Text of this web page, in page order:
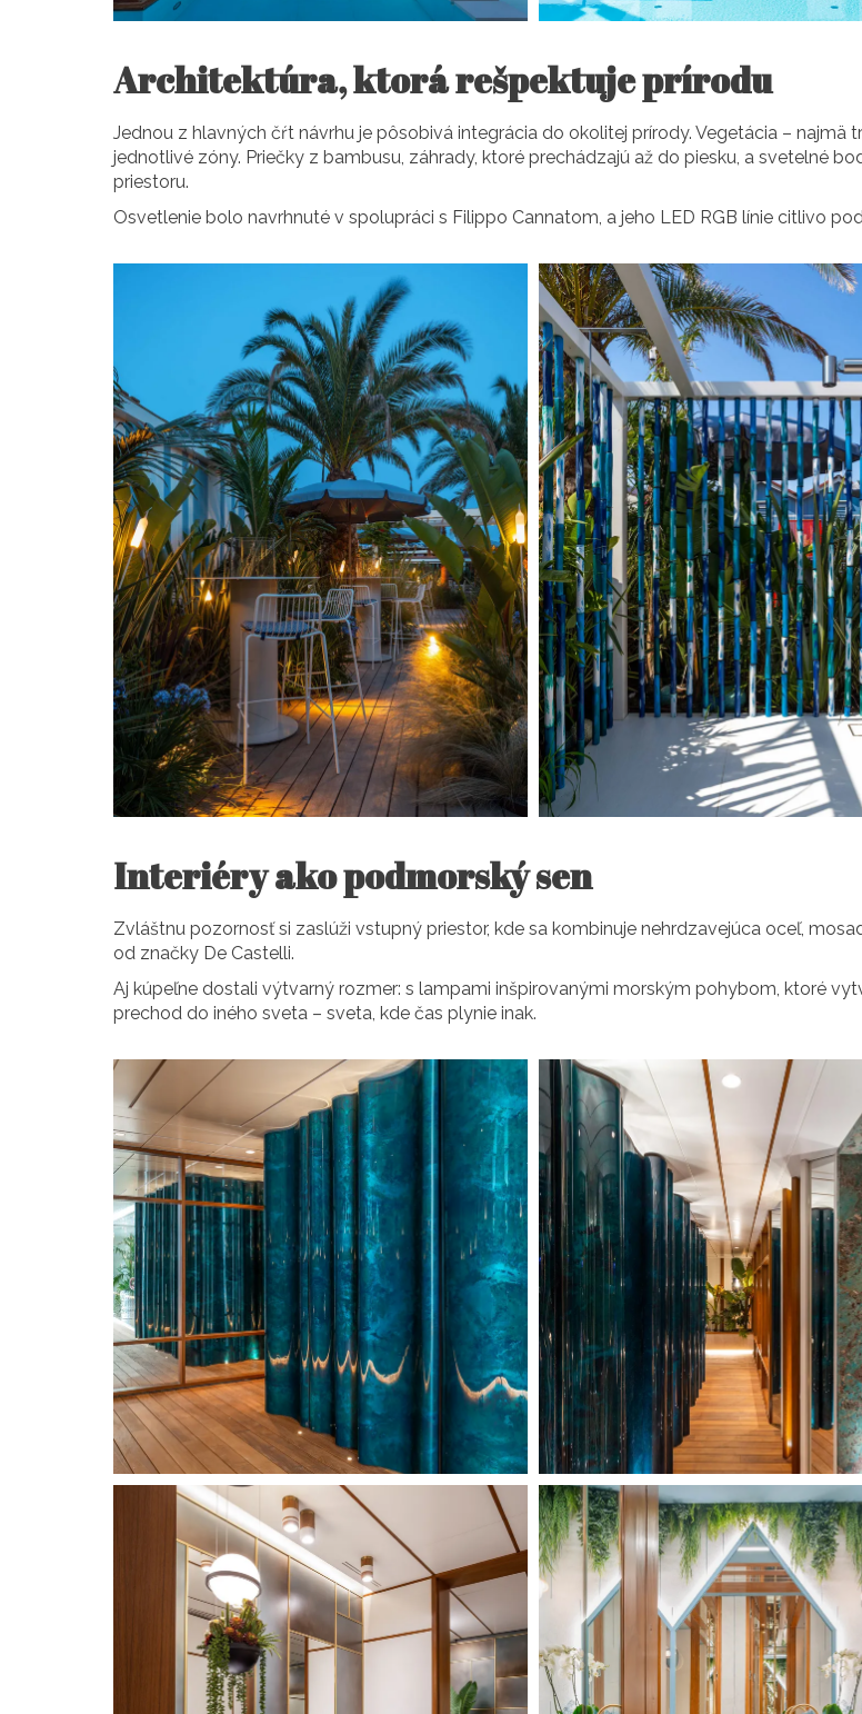
Architektúra, ktorá rešpektuje prírodu
Jednou z hlavných čŕt návrhu je pôsobivá integrácia do okolitej prírody. Vegetácia – najmä
jednotlivé zóny. Priečky z bambusu, záhrady, ktoré prechádzajú až do piesku, a svetelné
priestoru.
Osvetlenie bolo navrhnuté v spolupráci s Filippo Cannatom, a jeho LED RGB línie citlivo
Interiéry ako podmorský sen
Zvláštnu pozornosť si zaslúži vstupný priestor, kde sa kombinuje nehrdzavejúca oceľ,
od značky De Castelli.
Aj kúpeľne dostali výtvarný rozmer: s lampami inšpirovanými morským pohybom, ktoré
prechod do iného sveta – sveta, kde čas plynie inak.